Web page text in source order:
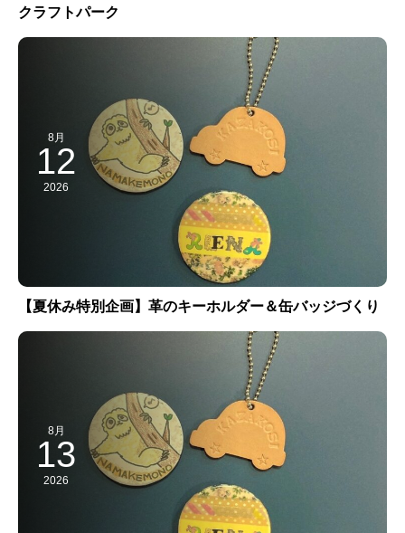
クラフトパーク
8月
12
2026
【夏休み特別企画】革のキーホルダー＆缶バッジづくり
8月
13
2026